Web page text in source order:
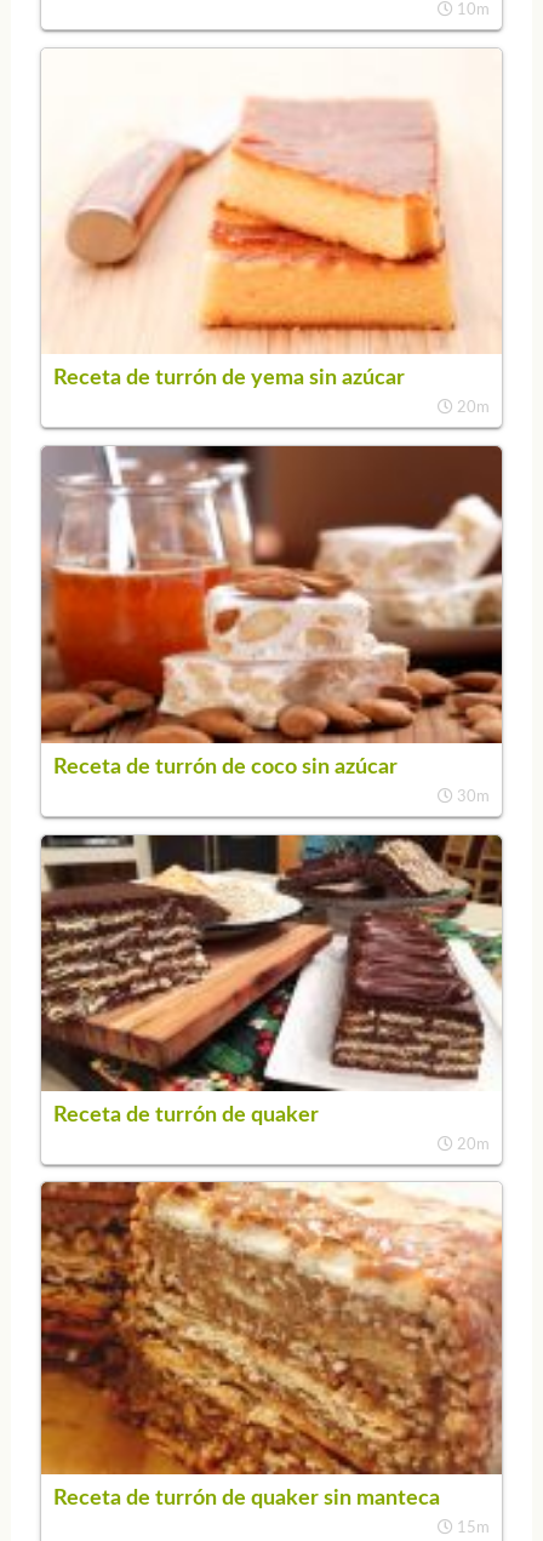
10m
Receta de turrón de yema sin azúcar
20m
Receta de turrón de coco sin azúcar
30m
Receta de turrón de quaker
20m
Receta de turrón de quaker sin manteca
15m